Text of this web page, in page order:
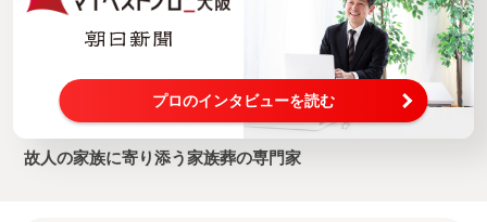
プロのインタビューを読む
故人の家族に寄り添う家族葬の専門家